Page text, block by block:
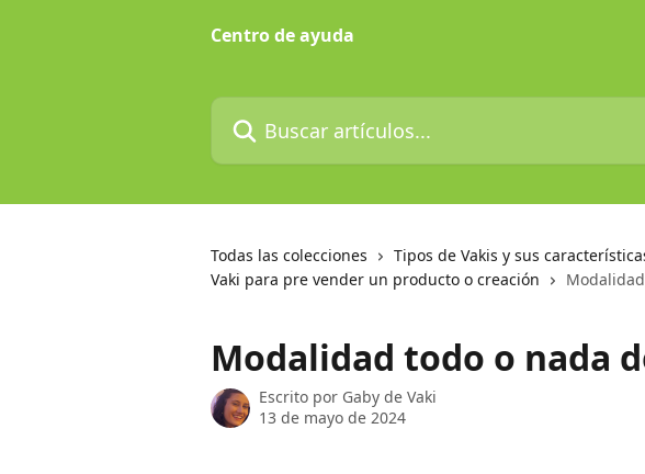
Centro de ayuda
Buscar artículos...
Todas las colecciones
Tipos de Vakis y sus
Vaki para pre vender un producto o creación
Modalidad todo o nada
Escrito por Gaby de Vaki
13 de mayo de 2024